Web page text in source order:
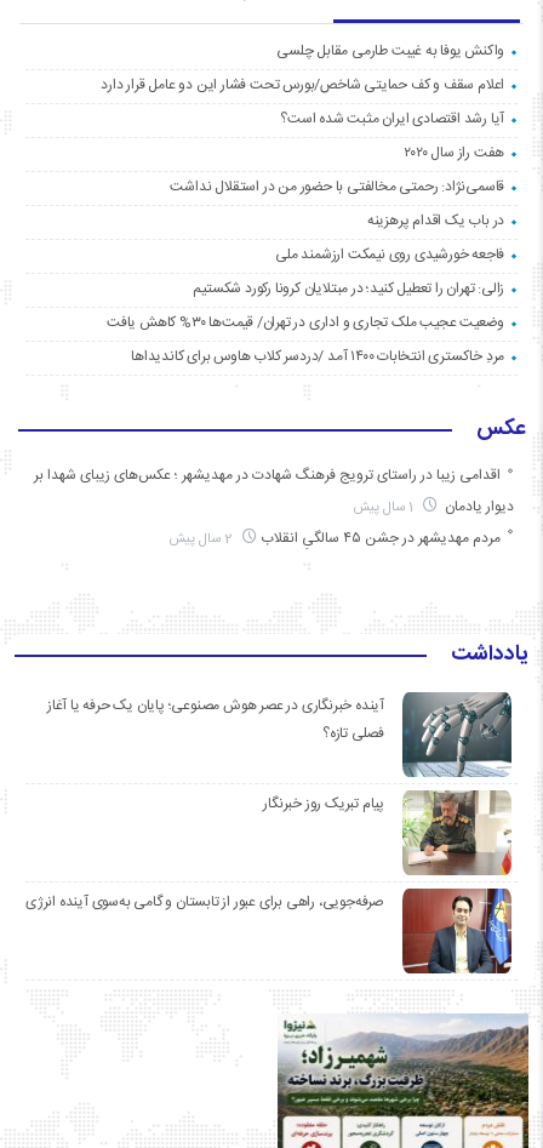
واکنش یوفا به غیبت طارمی مقابل چلسی
اعلام سقف و کف حمایتی شاخص/بورس تحت فشار این دو عامل قرار دارد
آیا رشد اقتصادی ایران مثبت شده است؟
هفت راز سال ۲۰۲۰
قاسمی‌نژاد: رحمتی مخالفتی با حضور من در استقلال نداشت
در باب یک اقدام پرهزینه
فاجعه خورشیدی روی نیمکت ارزشمند ملی
زالی: تهران را تعطیل کنید؛ در مبتلایان کرونا رکورد شکستیم
وضعیت عجیب ملک تجاری و اداری در تهران/ قیمت‌ها ۳۰% کاهش یافت
مردِ خاکستری انتخابات ۱۴۰۰ آمد /دردسر کلاب هاوس برای کاندیداها
عکس
اقدامی زیبا در راستای ترویج فرهنگ شهادت در مهدیشهر ؛ عکس‌های زیبای شهدا بر
دیوار یادمان
مردم مهدیشهر در جشن ۴۵ سالگیِ انقلاب
یادداشت
آینده خبرنگاری در عصر هوش مصنوعی؛ پایان یک حرفه یا آغاز
فصلی تازه؟
پیام تبریک روز خبرنگار
صرفه‌جویی، راهی برای عبور از تابستان و گامی به‌سوی آینده انرژی